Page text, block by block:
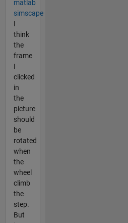
matlab
simscape
I
think
the
frame
I
clicked
in
the
picture
should
be
rotated
when
the
wheel
climb
the
step.
But